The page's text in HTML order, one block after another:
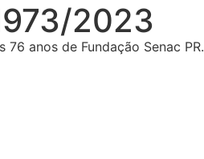
2023
anos de Fundação Senac PR.